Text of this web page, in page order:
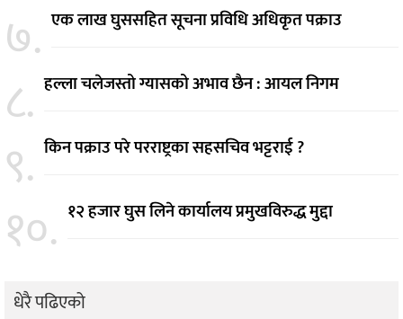
७. एक लाख घुससहित सूचना प्रविधि अधिकृत पक्राउ
८. हल्ला चलेजस्तो ग्यासको अभाव छैन : आयल निगम
९. किन पक्राउ परे परराष्ट्रका सहसचिव भट्टराई ?
१०. १२ हजार घुस लिने कार्यालय प्रमुखविरुद्ध मुद्दा
धेरै पढिएको